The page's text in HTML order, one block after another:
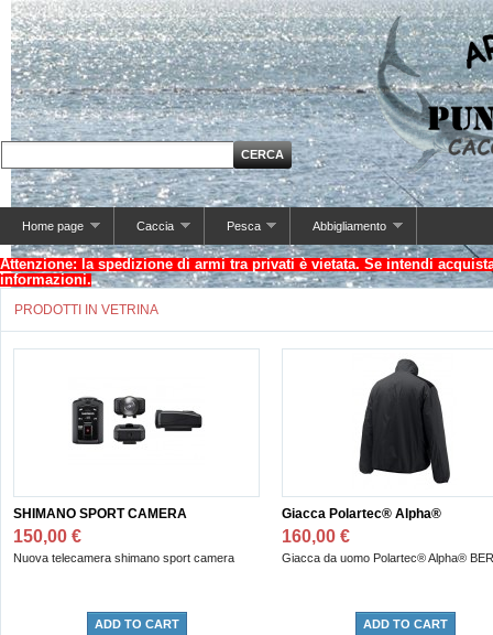
Home page Caccia Pesca Abbigliamento
Attenzione: la spedizione di armi tra privati è vietata. Se intendi
informazioni.
PRODOTTI IN VETRINA
SHIMANO SPORT CAMERA
150,00 €
Nuova telecamera shimano sport camera
ADD TO CART
Giacca Polartec® Alpha®
160,00 €
Giacca da uomo Polartec® Alpha®
ADD TO CART